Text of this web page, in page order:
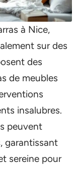
à Nice,
sur des
des
de meubles
insalubres.
peuvent
garantissant
sereine pour